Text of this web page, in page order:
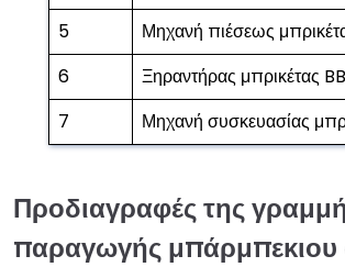
5
Μηχανή πιέσεως
6
Ξηραντήρας μπρικέτας
7
Μηχανή συσκευασίας
Προδιαγραφές της
παραγωγής μπάρμπεκιου